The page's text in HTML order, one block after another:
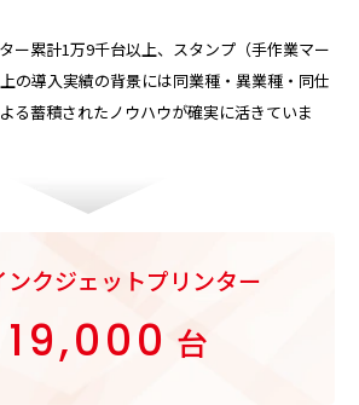
ー累計1万9千台以上、スタンプ（手作業マー
の導入実績の背景には同業種・異業種・同仕
る蓄積されたノウハウが確実に活きていま
ンクジェットプリンター
19,000 台